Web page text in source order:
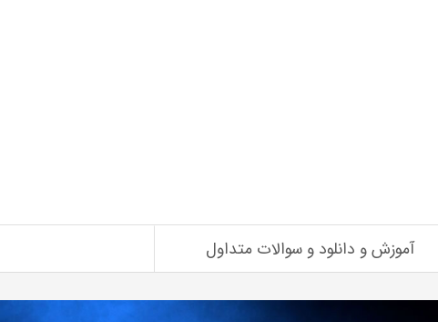
آموزش و دانلود و سوالات متداول